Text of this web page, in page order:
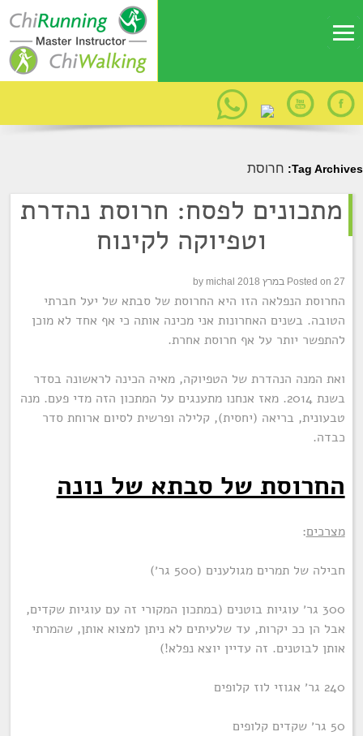
Tag Archives: חרוסת
מתכונים לפסח: חרוסת נהדרת
וטפיוקה לקינוח
Posted on 27 במרץ 2018 by michal
החרוסת הנפלאה הזו היא החרוסת של סבתא של יעל חברתי
הטובה. בשנים האחרונות אני מכינה אותה כי אף אחד לא מוכן
להתפשר יותר על אף חרוסת אחרת.
ואת המנה הנהדרת של הטפיוקה, מאיה הכינה לראשונה בסדר
בשנת 2014. מאז אנחנו מתענגים על המתכון הזה מדי פעם. מנה
טבעונית, בריאה (יחסית), קלילה ופרשית לסיום ארוחת סדר
כבדה.
החרוסת של סבתא של נונה
מצרכים:
חבילה של תמרים מגולענים (500 גר׳)
300 גר׳ עוגיות בוטנים (במתכון המקורי זה עם עוגיות שקדים,
אבל הן ככ יקרות, עד שלעיתים לא ניתן למצוא אותן, שהמרתי
אותן לבוטנים. זה עדיין יוצא נפלא!)
240 גר׳ אגוזי לוז קלופים
50 גר׳ שקדים קלופים